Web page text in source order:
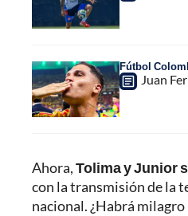
Fútbol
Juan
Ahora,Tolima y Junior
con la transmisión de la
nacional. ¿Habrá